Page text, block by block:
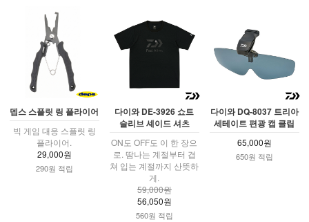
뎁스 스플릿 링 플라이어
빅 게임 대응 스플릿 링
플라이어.
29,000원
290원 적립
다이와 DE-3926 쇼트
슬리브 셰이드 셔츠
ON도 OFF도 이 한 장으
로. 땀나는 계절부터 겹
쳐 입는 계절까지 산뜻하
게.
59,000원
56,050원
560원 적립
다이와 DQ-8037 트리아
세테이트 편광 캡 클립
65,000원
650원 적립